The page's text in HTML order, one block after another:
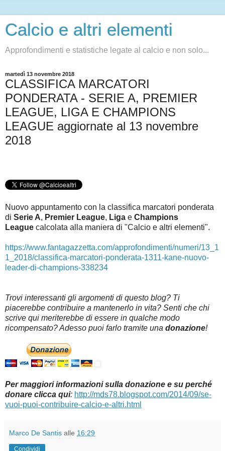
Calcio e altri elementi
Approfondimenti e statistiche legate al calcio e non solo...
martedì 13 novembre 2018
CLASSIFICA MARCATORI
PONDERATA - SERIE A, PREMIER
LEAGUE, LIGA E CHAMPIONS
LEAGUE aggiornate al 13 novembre
2018
Nuovo appuntamento con la classifica marcatori ponderata
di Serie A, Premier League, Liga e Champions
League calcolata alla maniera di "Calcio e altri elementi".
https://www.fantagazzetta.com/approfondimenti/numeri/13_1
1_2018/classifica-marcatori-ponderata-1311-kane-nuovo-
leader-di-champions-338234
Trovi interessanti gli argomenti di questo blog? Ti
piacerebbe contribuire a mantenerlo in vita? Senti che chi
scrive qui meriterebbe di essere in qualche modo
ricompensato? Adesso puoi farlo tramite una donazione!
Per maggiori informazioni sulla donazione e su perché
donare clicca qui: http://mds78.blogspot.com/2014/09/se-
vuoi-puoi-contribuire-calcio-e-altri.html
Marco De Santis alle 16:29
Condividi